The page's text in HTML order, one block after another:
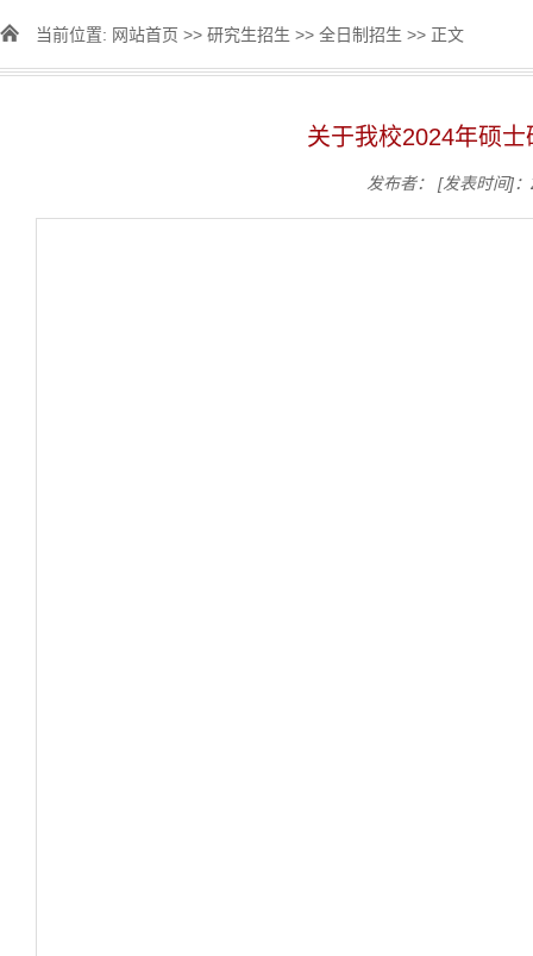
当前位置: 网站首页 >> 研究生招生 >> 全日制招生 >> 正文
关于我校2024年硕
发布者： [发表时间]